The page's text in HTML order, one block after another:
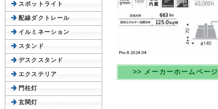
>> メーカーホームペー
スポットライト
配線ダクトレール
イルミネーション
スタンド
デスクスタンド
エクステリア
門柱灯
玄関灯